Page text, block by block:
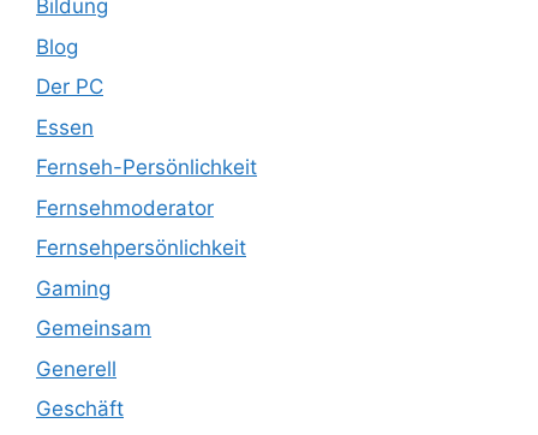
Bildung
Blog
Der PC
Essen
Fernseh-Persönlichkeit
Fernsehmoderator
Fernsehpersönlichkeit
Gaming
Gemeinsam
Generell
Geschäft